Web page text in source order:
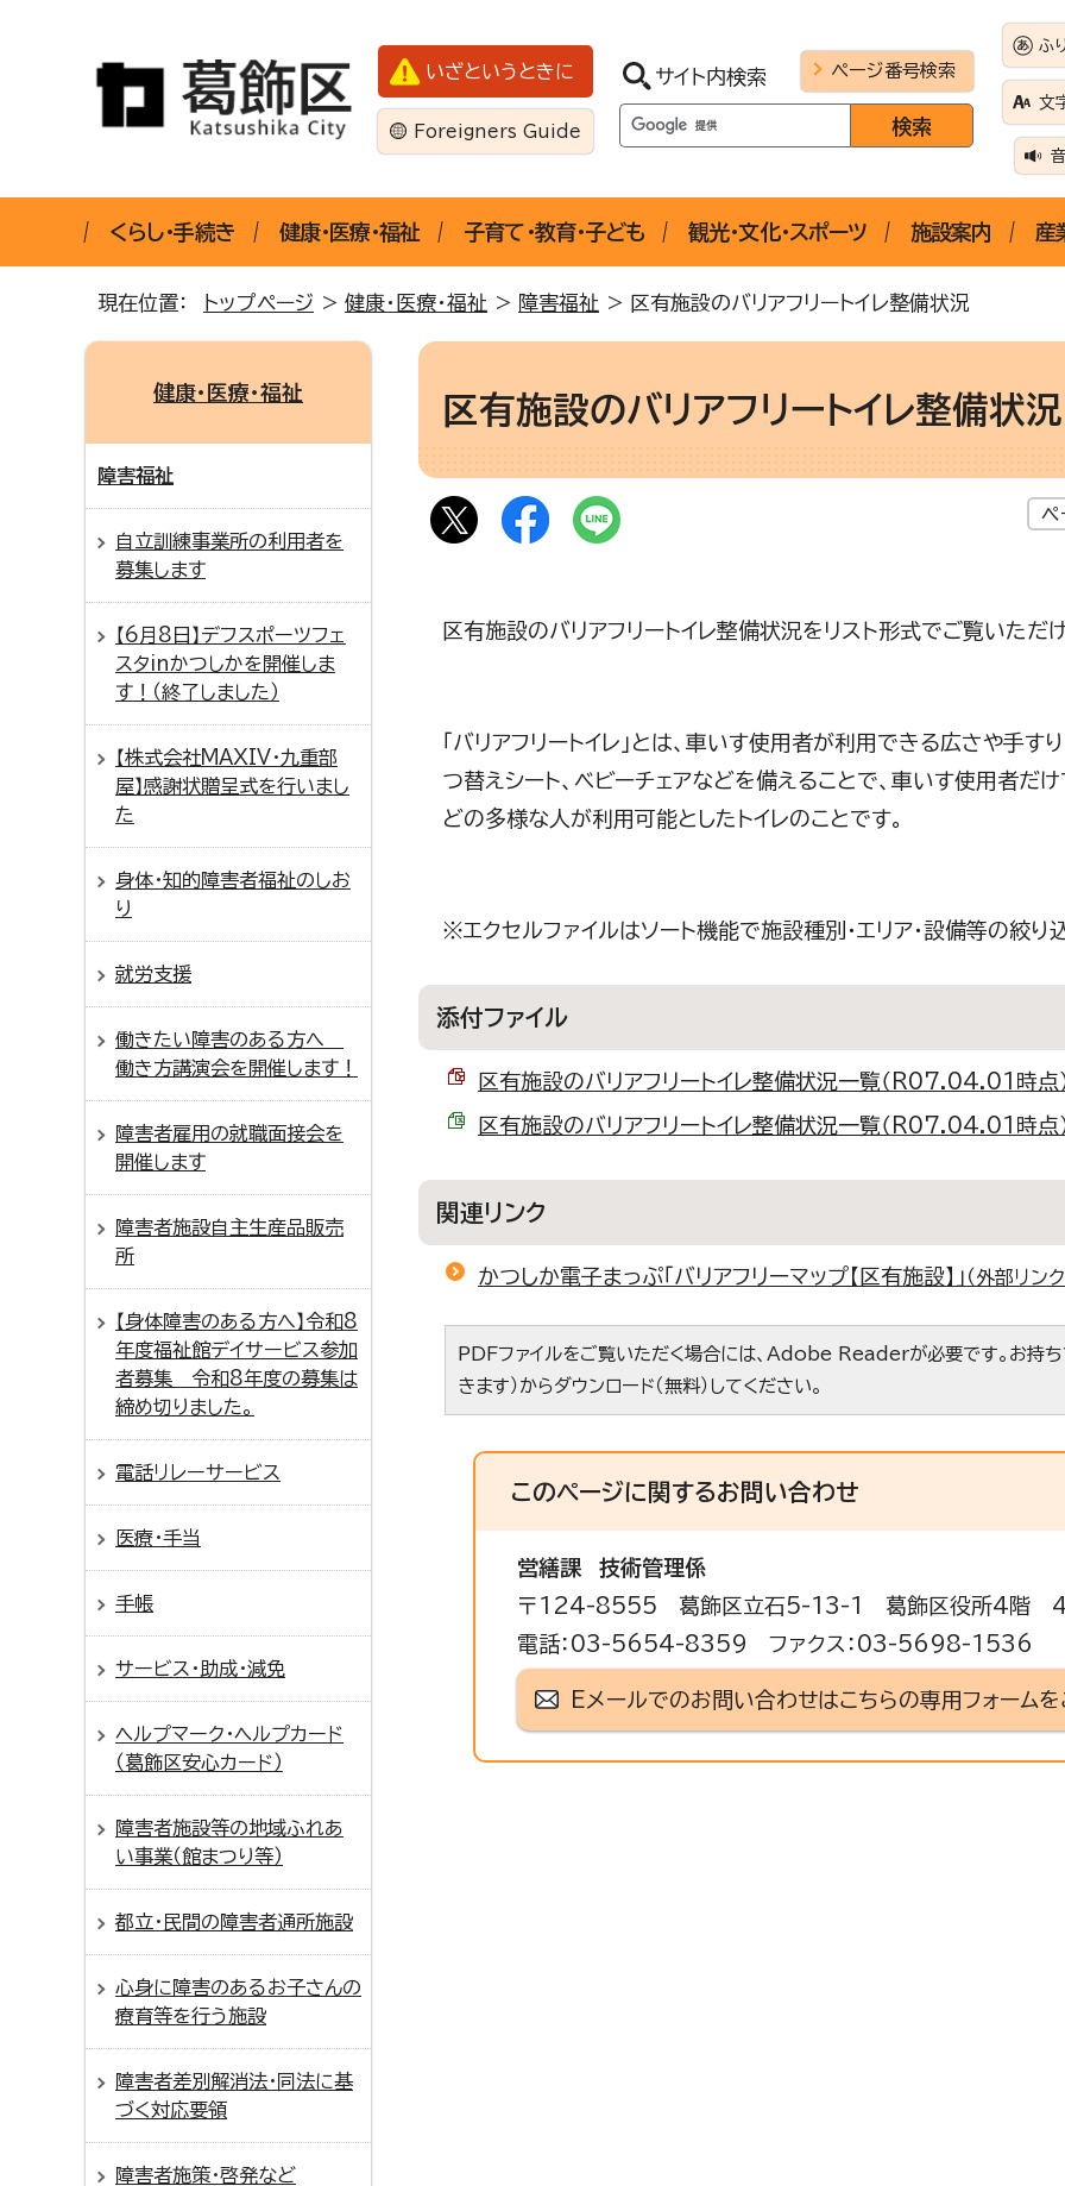
いざというときに
Foreigners Guide
サイト内検索 ページ番号検索
ふ
文
くらし・手続き 健康・医療・福祉 子育て・教育・子ども 観光・文化・スポーツ 施設案内 産
現在位置： トップページ > 健康・医療・福祉 > 障害福祉 > 区有施設のバリアフリートイレ整備状況
区有施設のバリアフリートイレ整備状況
区有施設のバリアフリートイレ整備状況をリスト形式でご覧いただ
「バリアフリートイレ」とは、車いす使用者が利用できる広さや手す
つ替えシート、ベビーチェアなどを備えることで、車いす使用者だ
どの多様な人が利用可能としたトイレのことです。
※エクセルファイルはソート機能で施設種別・エリア・設備等の絞り
添付ファイル
区有施設のバリアフリートイレ整備状況一覧（R07.04.01時
区有施設のバリアフリートイレ整備状況一覧（R07.04.01時
関連リンク
かつしか電子まっぷ「バリアフリーマップ【区有施設】」 （外部リンク
PDFファイルをご覧いただく場合には、Adobe Readerが必要です。お持ち
きます）からダウンロード（無料）してください。
このページに関するお問い合わせ
営繕課
技術管理係
〒124-8555 葛飾区立石5-13-1 葛飾区役所4階
電話：03-5654-8359 ファクス：03-5698-1536
Eメールでのお問い合わせはこちらの専用フォームを
健康・医療・福祉
障害福祉
自立訓練事業所の利用者を
募集します
【6月8日】デフスポーツフェ
スタinかつしかを開催しま
す！（終了しました）
【株式会社MAXIV・九重部
屋】感謝状贈呈式を行いまし
た
身体・知的障害者福祉のしお
り
就労支援
働きたい障害のある方へ
働き方講演会を開催します！
障害者雇用の就職面接会を
開催します
障害者施設自主生産品販売
所
【身体障害のある方へ】令和8
年度福祉館デイサービス参加
者募集 令和8年度の募集は
締め切りました。
電話リレーサービス
医療・手当
手帳
サービス・助成・減免
ヘルプマーク・ヘルプカード
（葛飾区安心カード）
障害者施設等の地域ふれあ
い事業（館まつり等）
都立・民間の障害者通所施設
心身に障害のあるお子さんの
療育等を行う施設
障害者差別解消法・同法に基
づく対応要領
障害者施策・啓発など